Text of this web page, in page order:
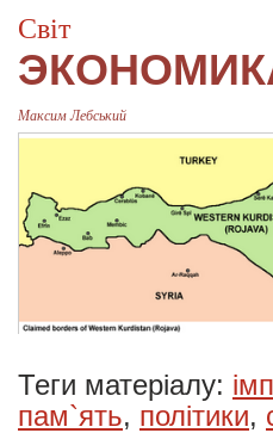
Світ
Максим Лебський
Теги матеріалу:
пам`ять, політики,